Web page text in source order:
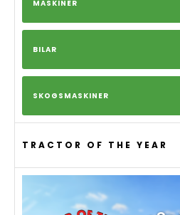
MASKINER
BILAR
SKOGSMASKINER
TRACTOR OF THE YEAR